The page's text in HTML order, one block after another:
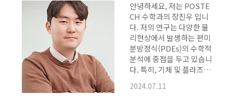
안녕하세요, 저는 POSTE
CH 수학과의 장진우 입니
다. 저의 연구는 다양한 물
리현상에서 발생하는 편미
분방정식(PDEs)의 수학적
분석에 중점을 두고 있습니
다. 특히, 기체 및 플라즈마
분야에서 다양한 PDEs의
2024.07.11